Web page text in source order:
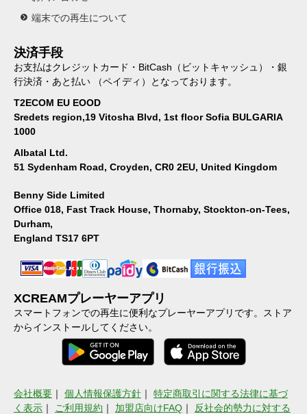
端末での再生について
決済手段
お支払はクレジットカード・BitCash（ビットキャッシュ）・銀
行決済・あと払い （ペイディ）となっております。
T2ECOM EU EOOD
Sredets region,19 Vitosha Blvd, 1st floor Sofia BULGARIA
1000
Albatal Ltd.
51 Sydenham Road, Croyden, CR0 2EU, United Kingdom
Benny Side Limited
Office 018, Fast Track House, Thornaby, Stockton-on-Tees,
Durham,
England TS17 6PT
XCREAMプレーヤーアプリ
スマートフォンでの再生に便利なプレーヤーアプリです。ストア
からインストールしてください。
会社概要 ｜ 個人情報保護方針 ｜ 特定商取引に関する法律に基づ
く表示 ｜ ご利用規約 ｜ 加盟店向けFAQ ｜ 反社会的勢力に対する